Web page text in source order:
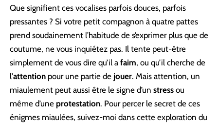
Que signifient ces vocalises parfois douces, parfois
pressantes ? Si votre petit compagnon à quatre pattes
prend soudainement l’habitude de s’exprimer plus que de
coutume, ne vous inquiétez pas. Il tente peut-être
simplement de vous dire qu’il a faim, ou qu’il cherche de
l’attention pour une partie de jouer. Mais attention, un
miaulement peut aussi être le signe d’un stress ou
même d’une protestation. Pour percer le secret de ces
énigmes miaulées, suivez-moi dans cette exploration du